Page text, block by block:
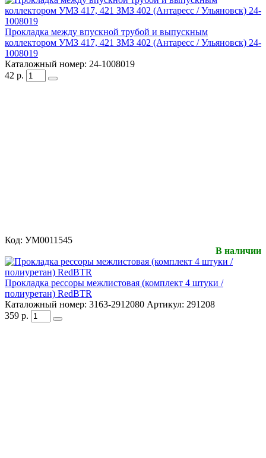
Прокладка между впускной трубой и выпускным
коллектором УМЗ 417, 421 ЗМЗ 402 (Антаресс / Ульяновск) 24-
1008019
Каталожный номер: 24-1008019
42 р.
Код: УМ0011545
В наличии
Прокладка рессоры межлистовая (комплект 4 штуки /
полиуретан) RedBTR
Каталожный номер: 3163-2912080 Артикул: 291208
359 р.